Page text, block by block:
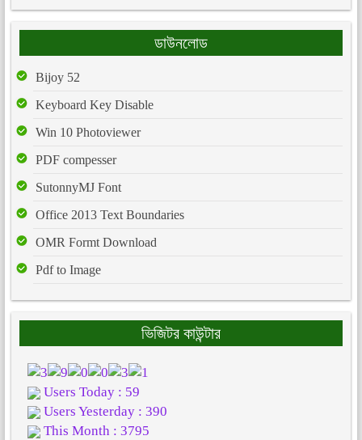
ডাউনলোড
Bijoy 52
Keyboard Key Disable
Win 10 Photoviewer
PDF compesser
SutonnyMJ Font
Office 2013 Text Boundaries
OMR Formt Download
Pdf to Image
ভিজিটর কাউন্টার
Users Today : 59
Users Yesterday : 390
This Month : 3795